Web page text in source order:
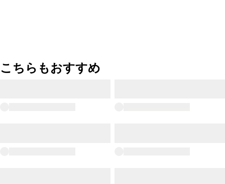
こちらもおすすめ